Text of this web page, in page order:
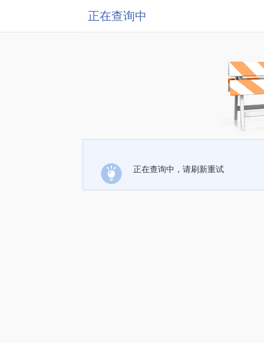
正在查询中
正在查询中，请刷新重试